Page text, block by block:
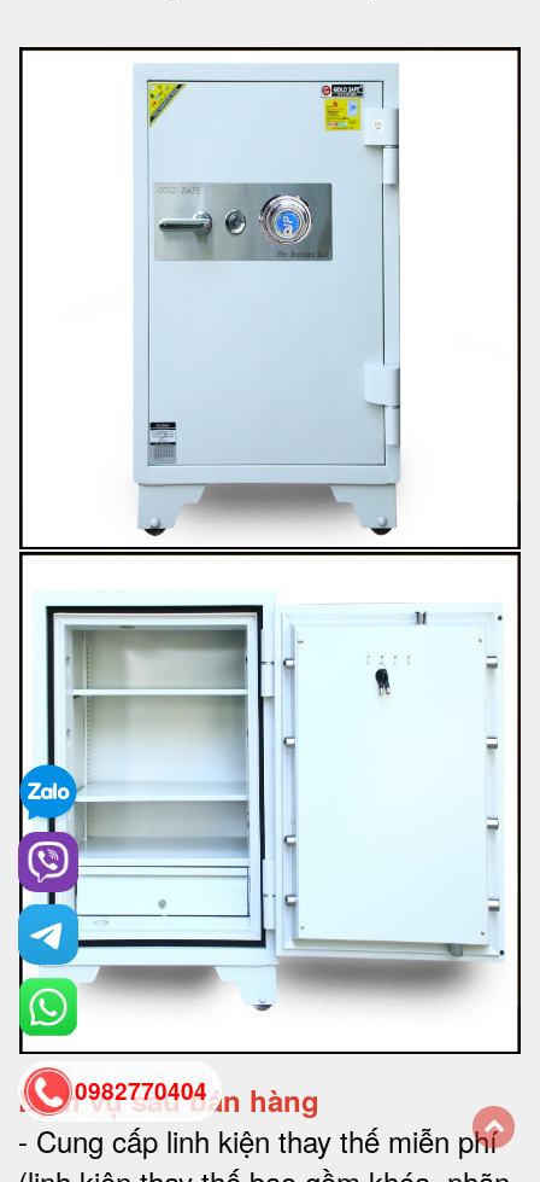
Dịch vụ sau bán hàng
- Cung cấp linh kiện thay thế miễn phí
0982770404